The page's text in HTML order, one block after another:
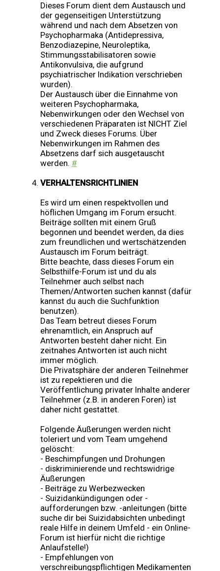
Dieses Forum dient dem Austausch und
der gegenseitigen Unterstützung
während und nach dem Absetzen von
Psychopharmaka (Antidepressiva,
Benzodiazepine, Neuroleptika,
Stimmungsstabilisatoren sowie
Antikonvulsiva, die aufgrund
psychiatrischer Indikation verschrieben
wurden).
Der Austausch über die Einnahme von
weiteren Psychopharmaka,
Nebenwirkungen oder den Wechsel von
verschiedenen Präparaten ist NICHT Ziel
und Zweck dieses Forums. Über
Nebenwirkungen im Rahmen des
Absetzens darf sich ausgetauscht
werden. #
VERHALTENSRICHTLINIEN
Es wird um einen respektvollen und
höflichen Umgang im Forum ersucht.
Beiträge sollten mit einem Gruß
begonnen und beendet werden, da dies
zum freundlichen und wertschätzenden
Austausch im Forum beiträgt.
Bitte beachte, dass dieses Forum ein
Selbsthilfe-Forum ist und du als
Teilnehmer auch selbst nach
Themen/Antworten suchen kannst (dafür
kannst du auch die Suchfunktion
benutzen).
Das Team betreut dieses Forum
ehrenamtlich, ein Anspruch auf
Antworten besteht daher nicht. Ein
zeitnahes Antworten ist auch nicht
immer möglich.
Die Privatsphäre der anderen Teilnehmer
ist zu repektieren und die
Veröffentlichung privater Inhalte anderer
Teilnehmer (z.B. in anderen Foren) ist
daher nicht gestattet.
Folgende Äußerungen werden nicht
toleriert und vom Team umgehend
gelöscht:
- Beschimpfungen und Drohungen
- diskriminierende und rechtswidrige
Äußerungen
- Beiträge zu Werbezwecken
- Suizidankündigungen oder -
aufforderungen bzw. -anleitungen (bitte
suche dir bei Suizidabsichten unbedingt
reale Hilfe in deinem Umfeld - ein Online-
Forum ist hierfür nicht die richtige
Anlaufstelle!)
- Empfehlungen von
verschreibungspflichtigen Medikamenten